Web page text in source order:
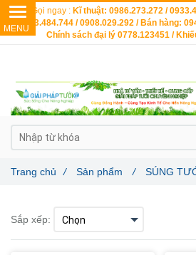
Sắp xếp:
Trang chủ / Sản phẩm / SÚNG
Gọi ngay : Kĩ thuật: 0986.273.272 /
0903.484.744 / 0908.029.292 / Bán hàng:
Chính sách đại lý 0778.123451 /